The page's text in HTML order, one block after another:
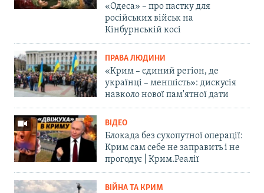
«Одеса» – про пастку для
російських військ на
Кінбурнській косі
ПРАВА ЛЮДИНИ
«Крим – єдиний регіон, де
українці – меншість»: дискусія
навколо нової пам'ятної дати
ВІДЕО
Блокада без сухопутної операції:
Крим сам себе не заправить і не
прогодує | Крим.Реалії
ВІЙНА ТА КРИМ